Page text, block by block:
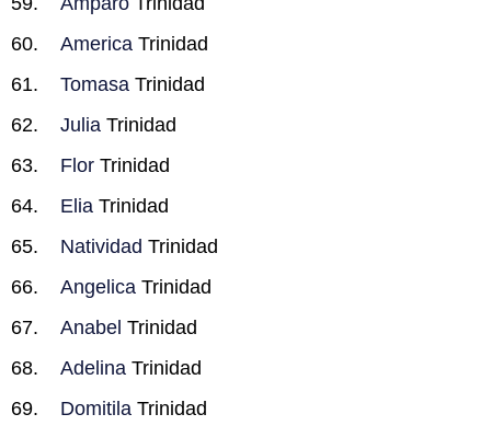
America Trinidad
Tomasa Trinidad
Julia Trinidad
Flor Trinidad
Elia Trinidad
Natividad Trinidad
Angelica Trinidad
Anabel Trinidad
Adelina Trinidad
Domitila Trinidad